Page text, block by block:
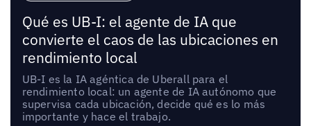
Qué es UB-I: el agente de IA que
convierte el caos de las ubicaciones en
rendimiento local
UB-I es la IA agéntica de Uberall para el
rendimiento local: un agente de IA autónomo que
supervisa cada ubicación, decide qué es lo más
importante y hace el trabajo.